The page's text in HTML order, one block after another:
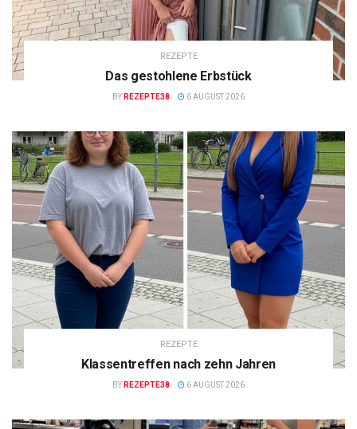
REZEPTE
Das gestohlene Erbstück
BY REZEPTE38 6 AUGUST 2026
REZEPTE
Klassentreffen nach zehn Jahren
BY REZEPTE38 6 AUGUST 2026